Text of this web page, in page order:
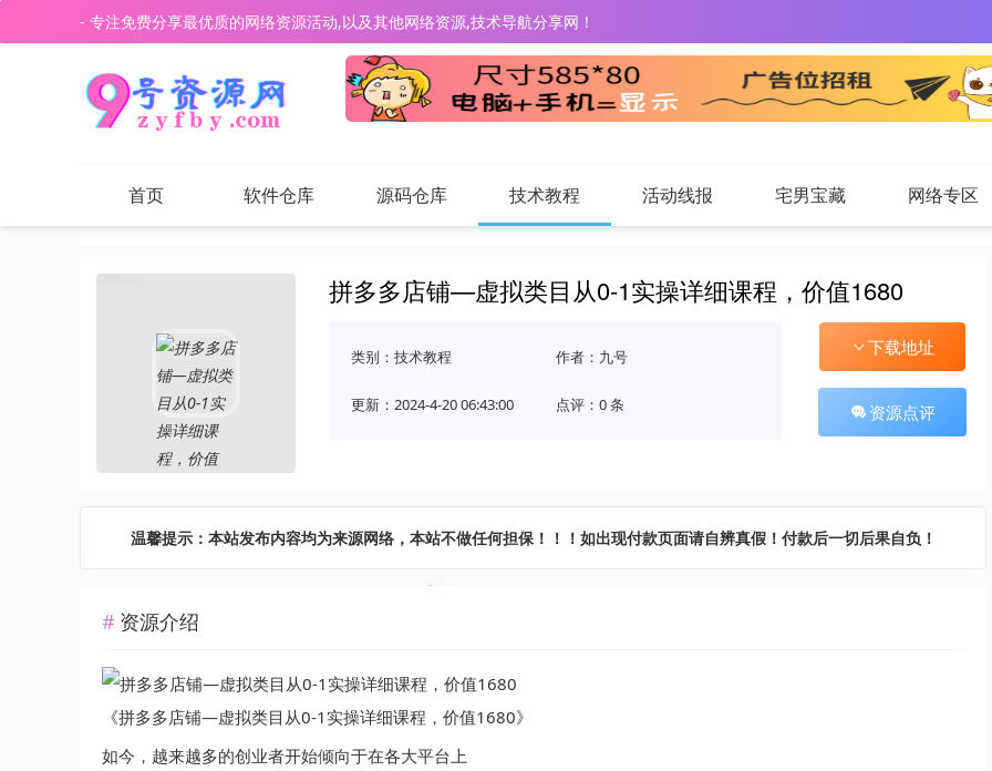
- 专注免费分享最优质的网络资源活动,以及其他网络资源,技术导航分享网！
首页 软件仓库 源码仓库 技术教程 活动线报 宅男宝藏 网络专区
拼多多店铺—虚拟类目从0-1实操详细课程，价值1680
类别： 技术教程 作者：九号
更新：2024-4-20 06:43:00 点评：0 条
下载地址
资源点评
温馨提示：本站发布内容均为来源网络，本站不做任何担保！！！如出现付款页面请自辨真假！付款后一切后果自负！
资源介绍
《拼多多店铺—虚拟类目从0-1实操详细课程，价值1680》
如今，越来越多的创业者开始倾向于在各大平台上